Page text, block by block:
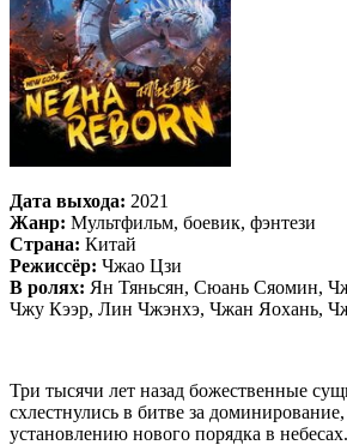
Дата выхода: 2021
Жанр: Мультфильм, боевик, фэнтези
Страна: Китай
Режиссёр: Чжао Цзи
В ролях: Ян Тяньсян, Сюань Сяомин,
Чжу Кээр, Лин Чжэнхэ, Чжан Яохань,
Три тысячи лет назад божественные
схлестнулись в битве за
установлению нового порядка в